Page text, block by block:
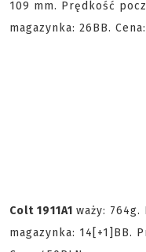
109 mm. Prędkość
magazynka: 26BB.
Colt 1911A1 waży: 764g.
magazynka: 14[+1]BB.